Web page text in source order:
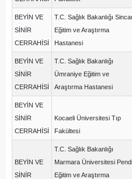
BEYİN VE
SİNİR
CERRAHİSİ
T.C. Sağlık Bakanlığı
Eğitim ve Araştırma
Hastanesi
BEYİN VE
SİNİR
CERRAHİSİ
T.C. Sağlık Bakanlığı
Ümraniye Eğitim ve
Araştırma Hastanesi
BEYİN VE
SİNİR
CERRAHİSİ
Kocaeli Üniversitesi Tıp
Fakültesi
BEYİN VE
SİNİR
T.C. Sağlık Bakanlığı
Marmara Üniversitesi
Eğitim ve Araştırma